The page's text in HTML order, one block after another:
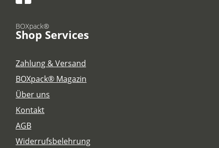
BOXpack®
Shop Services
Zahlung & Versand
BOXpack® Magazin
Über uns
Kontakt
AGB
Widerrufsbelehrung